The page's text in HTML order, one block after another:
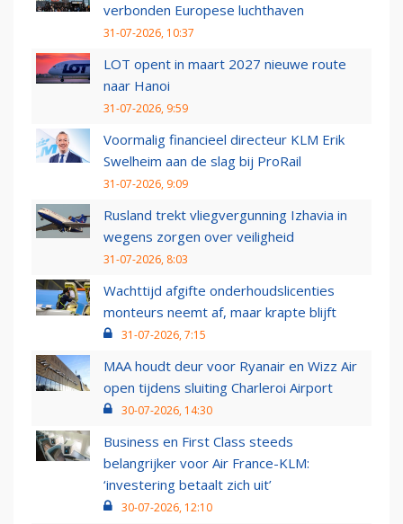
verbonden Europese luchthaven
31-07-2026, 10:37
LOT opent in maart 2027 nieuwe route
naar Hanoi
31-07-2026, 9:59
Voormalig financieel directeur KLM Erik
Swelheim aan de slag bij ProRail
31-07-2026, 9:09
Rusland trekt vliegvergunning Izhavia in
wegens zorgen over veiligheid
31-07-2026, 8:03
Wachttijd afgifte onderhoudslicenties
monteurs neemt af, maar krapte blijft
31-07-2026, 7:15
MAA houdt deur voor Ryanair en Wizz Air
open tijdens sluiting Charleroi Airport
30-07-2026, 14:30
Business en First Class steeds
belangrijker voor Air France-KLM:
‘investering betaalt zich uit’
30-07-2026, 12:10